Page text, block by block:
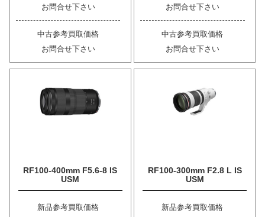
お問合せ下さい
中古参考買取価格
お問合せ下さい
お問合せ下さい
中古参考買取価格
お問合せ下さい
RF100-400mm F5.6-8 IS
USM
新品参考買取価格
RF100-300mm F2.8 L IS
USM
新品参考買取価格